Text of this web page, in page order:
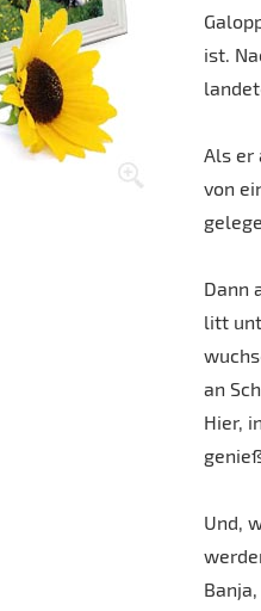
ist.
Als er
von
Dann
litt
an
Hier,
Und,